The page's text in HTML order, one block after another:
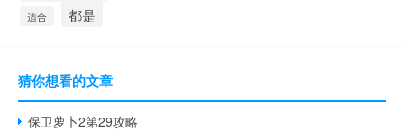
适合 都是
猜你想看的文章
保卫萝卜2第29攻略